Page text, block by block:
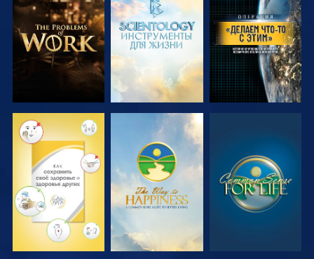
СМОТРЕТЬ
ПЕРЕДАЧИ
СМОТРЕТЬ
ПЕРЕДАЧИ
СМОТРЕТЬ
СМОТРЕТЬ СМОТРЕТЬ СМОТРЕТЬ